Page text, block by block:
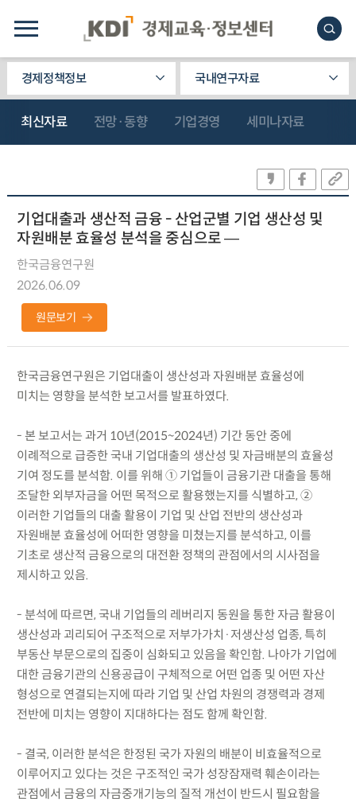
경제정책정보 국내연구자료
최신자료 전망·동향 기업경영 세미나자료
기업대출과 생산적 금융 - 산업군별 기업 생산성 및
자원배분 효율성 분석을 중심으로 ―
한국금융연구원
2026.06.09
원문보기
한국금융연구원은 기업대출이 생산성과 자원배분 효율성에
미치는 영향을 분석한 보고서를 발표하였다.
- 본 보고서는 과거 10년(2015~2024년) 기간 동안 중에
이례적으로 급증한 국내 기업대출의 생산성 및 자금배분의 효율성
기여 정도를 분석함. 이를 위해 ① 기업들이 금융기관 대출을 통해
조달한 외부자금을 어떤 목적으로 활용했는지를 식별하고, ②
이러한 기업들의 대출 활용이 기업 및 산업 전반의 생산성과
자원배분 효율성에 어떠한 영향을 미쳤는지를 분석하고, 이를
기초로 생산적 금융으로의 대전환 정책의 관점에서의 시사점을
제시하고 있음.
- 분석에 따르면, 국내 기업들의 레버리지 동원을 통한 자금 활용이
생산성과 괴리되어 구조적으로 저부가가치·저생산성 업종, 특히
부동산 부문으로의 집중이 심화되고 있음을 확인함. 나아가 기업에
대한 금융기관의 신용공급이 구체적으로 어떤 업종 및 어떤 자산
형성으로 연결되는지에 따라 기업 및 산업 차원의 경쟁력과 경제
전반에 미치는 영향이 지대하다는 점도 함께 확인함.
- 결국, 이러한 분석은 한정된 국가 자원의 배분이 비효율적으로
이루어지고 있다는 것은 구조적인 국가 성장잠재력 훼손이라는
관점에서 금융의 자금중개기능의 질적 개선이 반드시 필요함을